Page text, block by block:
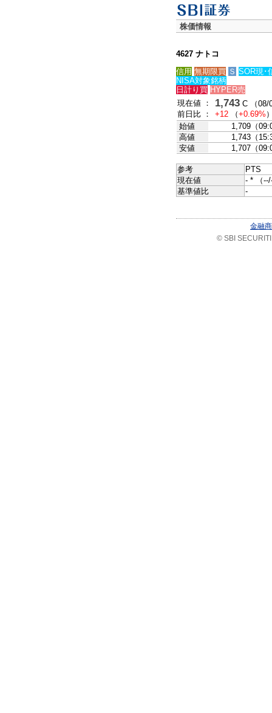
株価情報
4627 ナトコ
信用 無期限買 Ｓ SOR現･
NISA対象銘柄
日計り買 HYPER売
現在値 ：
1,743 C （08/
前日比 ：
+12 （+0.69%
始値
1,709（
高値
1,743（
安値
1,707（
参考
PTS
現在値
- * （
基準値比
-
金融
© SBI